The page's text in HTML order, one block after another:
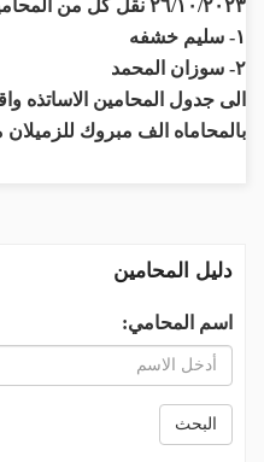
٢٦/١٠/٢٠٢٣ نقل كل من المحاميان المتمرنان:
١- سليم خشفه
٢- سوزان المحمد
الى جدول المحامين الاساتذه
بالمحاماه الف مبروك للزميلان
دليل المحامين
اسم المحامي:
البحث